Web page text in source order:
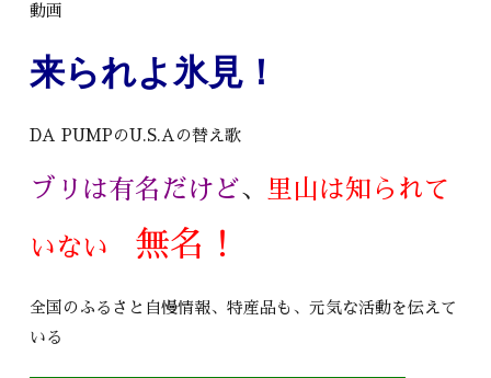
動画
来られよ氷見！
DA PUMPのU.S.Aの替え歌
ブリは有名だけど、 里山は知られて
いない 無名！
全国のふるさと自慢情報、特産品も、元気な活動を伝えて
いる